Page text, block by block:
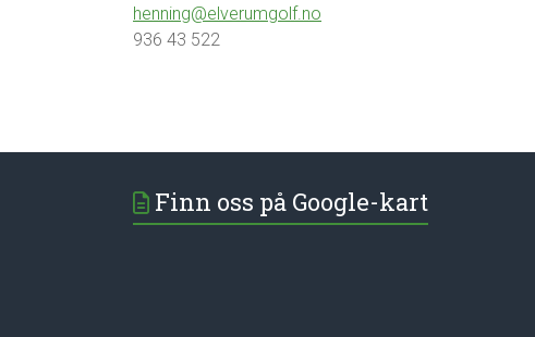
henning@elverumgolf.no
936 43 522
Finn oss på Google-kart